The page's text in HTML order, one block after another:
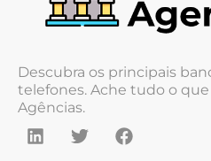
Descubra os principais
telefones. Ache tudo o
Agências.